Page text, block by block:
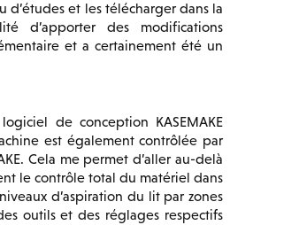
d’études et les télécharger dans la
d’apporter des modifications
et a certainement été un
de conception KASEMAKE
est également contrôlée par
Cela me permet d’aller au-delà
le contrôle total du matériel dans
d’aspiration du lit par zones
outils et des réglages respectifs